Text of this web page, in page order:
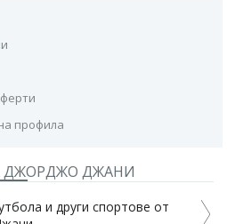
профила
ДЖОРДЖО ДЖАНИ
и други спортове от